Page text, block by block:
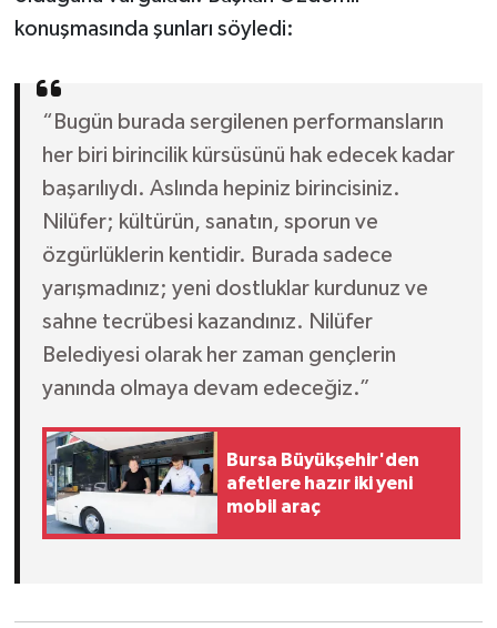
konuşmasında şunları söyledi:
“Bugün burada sergilenen performansların
her biri birincilik kürsüsünü hak edecek kadar
başarılıydı. Aslında hepiniz birincisiniz.
Nilüfer; kültürün, sanatın, sporun ve
özgürlüklerin kentidir. Burada sadece
yarışmadınız; yeni dostluklar kurdunuz ve
sahne tecrübesi kazandınız. Nilüfer
Belediyesi olarak her zaman gençlerin
yanında olmaya devam edeceğiz.”
Bursa Büyükşehir'den
afetlere hazır iki yeni
mobil araç